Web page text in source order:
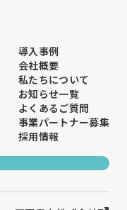
導入事例
会社概要
私たちについて
お知らせ一覧
よくあるご質問
事業パートナー募集
採用情報